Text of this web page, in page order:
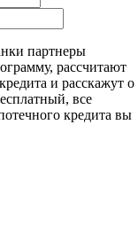
партнеры
рассчитают
и расскажут о
все
кредита вы